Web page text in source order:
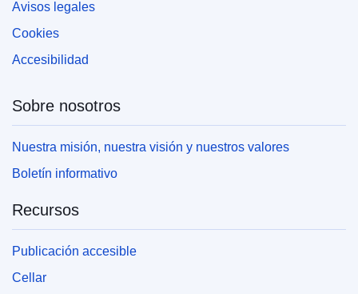
Avisos legales
Cookies
Accesibilidad
Sobre nosotros
Nuestra misión, nuestra visión y nuestros valores
Boletín informativo
Recursos
Publicación accesible
Cellar